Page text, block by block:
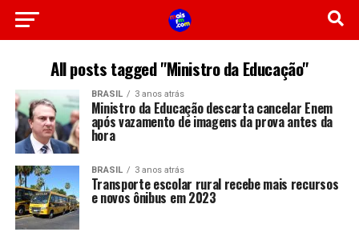
All posts tagged "Ministro da Educação"
BRASIL 3 anos atrás
Ministro da Educação descarta cancelar Enem
após vazamento de imagens da prova antes da
hora
BRASIL 3 anos atrás
Transporte escolar rural recebe mais recursos
e novos ônibus em 2023